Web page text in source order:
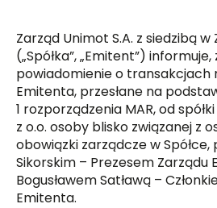
Zarząd Unimot S.A. z siedzibą
(„Spółka”, „Emitent”)
powiadomienie o transakcjach
Emitenta, przesłane na
1 rozporządzenia MAR, od
z o.o. osoby blisko związanej z
obowiązki zarządcze w
Sikorskim – Prezesem Zarządu
Bogusławem Satławą –
Emitenta.